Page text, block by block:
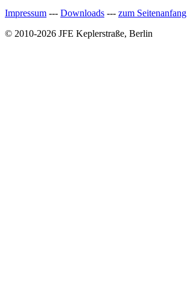
Impressum --- Downloads --- zum Seitenanfang
© 2010-2026 JFE Keplerstraße, Berlin